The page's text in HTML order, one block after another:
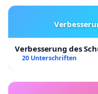
Verbesserung des
20 Unterschriften